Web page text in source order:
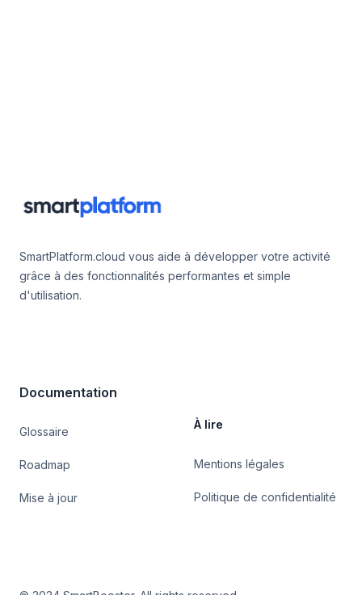
SmartPlatform.cloud vous aide à développer votre activité
grâce à des fonctionnalités performantes et simple
d'utilisation.
Documentation
Glossaire
Roadmap
Mise à jour
À lire
Mentions légales
Politique de confidentialité